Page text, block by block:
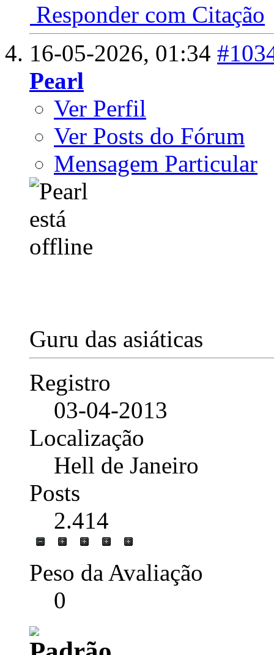
Responder com Citação
16-05-2026, 01:34
Pearl
Ver Perfil
Ver Posts do Fórum
Mensagem Particular
Guru das asiáticas
Registro
03-04-2013
Localização
Hell de Janeiro
Posts
2.414
Peso da Avaliação
0